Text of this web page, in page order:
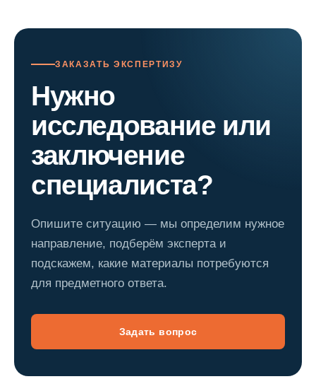
ЗАКАЗАТЬ ЭКСПЕРТИЗУ
Нужно
исследование или
заключение
специалиста?
Опишите ситуацию — мы определим нужное
направление, подберём эксперта и
подскажем, какие материалы потребуются
для предметного ответа.
Задать вопрос